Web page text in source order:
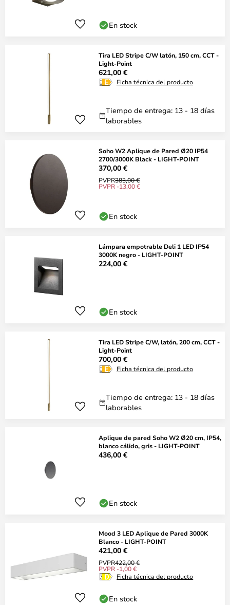
En stock
Tira LED Stripe C/W latón, 150 cm, CCT -
Light-Point
621,00 €
Ficha técnica del producto
Tiempo de entrega: 13 - 18 días
laborables
Soho W2 Aplique de Pared Ø20 IP54
2700/3000K Black - LIGHT-POINT
370,00 €
PVPR383,00 €
PVPR -13,00 €
En stock
Lámpara empotrable Deli 1 LED IP54
3000K negro - LIGHT-POINT
224,00 €
En stock
Tira LED Stripe C/W, latón, 200 cm, CCT -
Light-Point
700,00 €
Ficha técnica del producto
Tiempo de entrega: 13 - 18 días
laborables
Aplique de pared Soho W2 Ø20 cm, IP54,
blanco cálido, gris - LIGHT-POINT
436,00 €
En stock
Mood 3 LED Aplique de Pared 3000K
Blanco - LIGHT-POINT
421,00 €
PVPR422,00 €
PVPR -1,00 €
Ficha técnica del producto
En stock